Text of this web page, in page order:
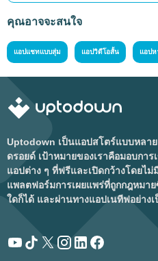
คุณอาจจะสนใจ
แอปแชทแบบสุ่ม แอปวิดีโอสั้น แอป
Uptodown เป็นแอปสโตร์แบบหล
ดรอยด์ เป้าหมายของเราคือมอบกา
แอปต่าง ๆ ที่ฟรีและเปิดกว้างโดยไ
แพลตฟอร์มการเผยแพร่ที่ถูกกฎหมา
ใดก็ได้ และผ่านทางแอปเนทีฟอย่าง